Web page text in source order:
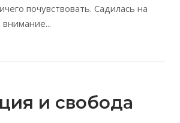
почувствовать. Садилась на
внимание...
и свобода